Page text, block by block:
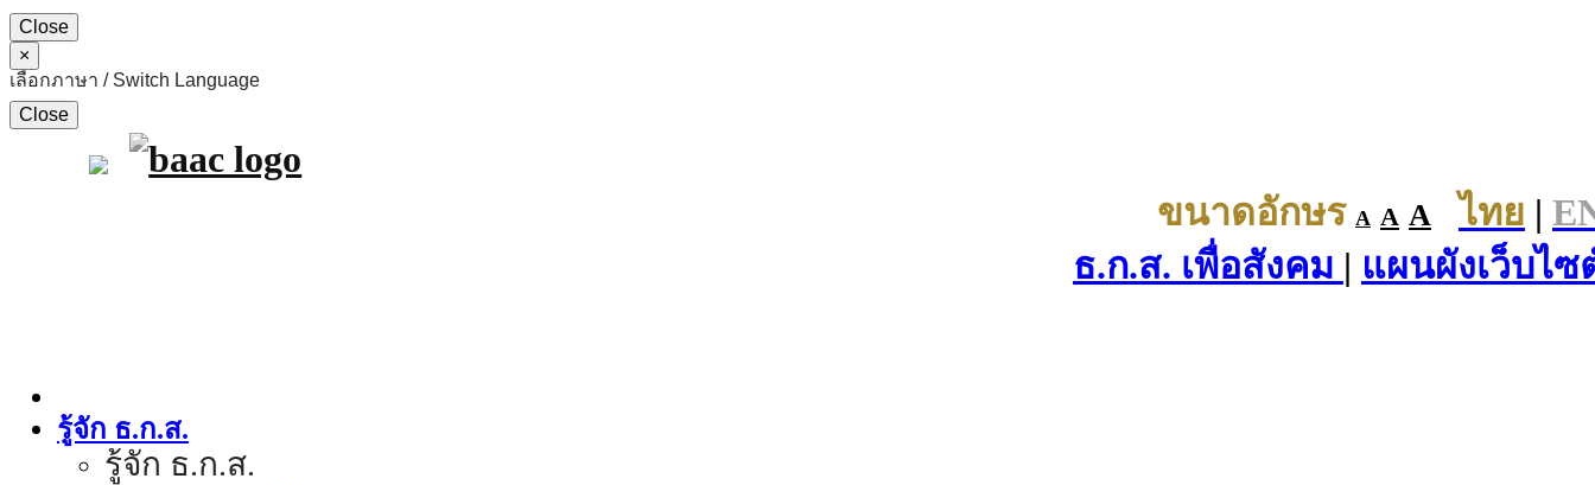
Close
×
เลือกภาษา / Switch Language
Close
ขนาดอักษร A A A ไทย |
ธ.ก.ส. เพื่อสังคม | แผนผังเว็บไซ
รู้จัก ธ.ก.ส.
รู้จัก ธ.ก.ส.